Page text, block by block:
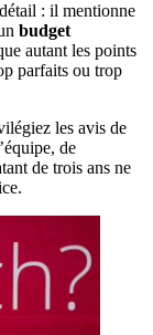
: il mentionne
budget
autant les points
parfaits ou trop
les avis de
de
de trois ans ne